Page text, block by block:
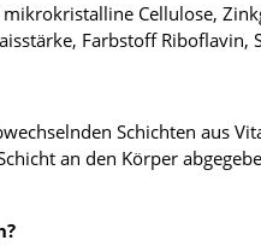
Cellulose,
Farbstoff Riboflavin,
Schichten aus
an den Körper